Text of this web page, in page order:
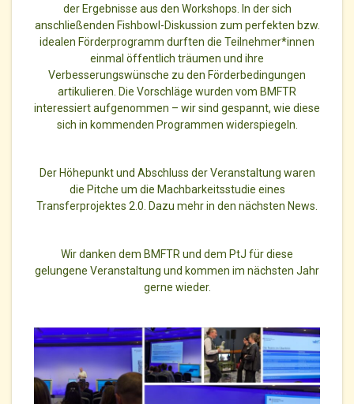
der Ergebnisse aus den Workshops. In der sich
anschließenden Fishbowl-Diskussion zum perfekten bzw.
idealen Förderprogramm durften die Teilnehmer*innen
einmal öffentlich träumen und ihre
Verbesserungswünsche zu den Förderbedingungen
artikulieren. Die Vorschläge wurden vom BMFTR
interessiert aufgenommen – wir sind gespannt, wie diese
sich in kommenden Programmen widerspiegeln.
Der Höhepunkt und Abschluss der Veranstaltung waren
die Pitche um die Machbarkeitsstudie eines
Transferprojektes 2.0. Dazu mehr in den nächsten News.
Wir danken dem BMFTR und dem PtJ für diese
gelungene Veranstaltung und kommen im nächsten Jahr
gerne wieder.